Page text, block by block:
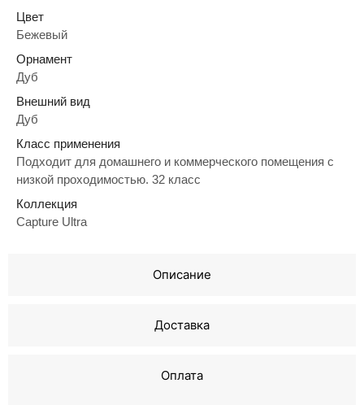
Описание
Доставка
Оплата
Цвет
Бежевый
Орнамент
Дуб
Внешний вид
Дуб
Класс применения
Подходит для домашнего и коммерческого помещения с
низкой проходимостью. 32 класс
Коллекция
Capture Ultra